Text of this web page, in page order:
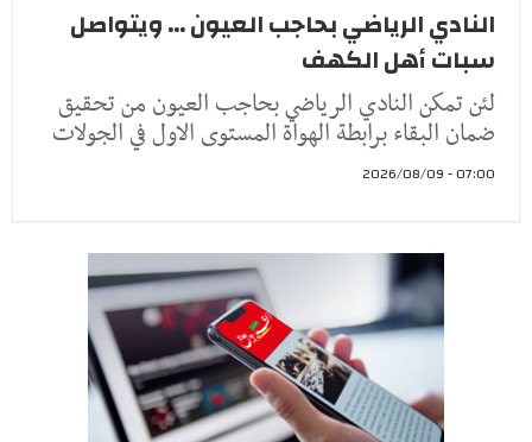
النادي الرياضي بحاجب العيون ... ويتواصل
سبات أهل الكهف
لئن تمكن النادي الرياضي بحاجب العيون من تحقيق
ضمان البقاء برابطة الهواة المستوى الاول في الجولات
07:00 - 2026/08/09